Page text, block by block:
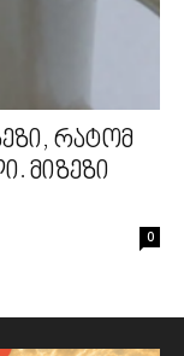
რატომ
მიზეზი
0